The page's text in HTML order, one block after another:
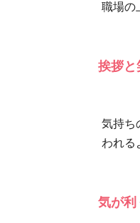
職場の
挨拶と
気持ち
われる
気が利